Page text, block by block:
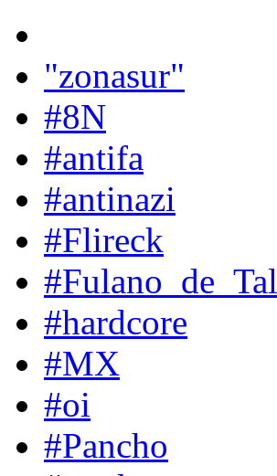
"zonasur"
#8N
#antifa
#antinazi
#Flireck
#Fulano_de_Tal
#hardcore
#MX
#oi
#Pancho